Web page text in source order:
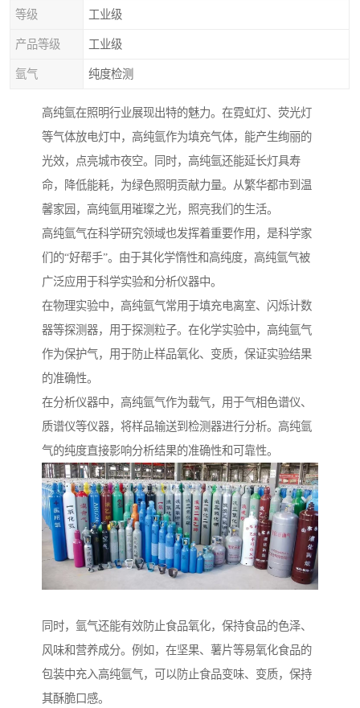
等级 工业级
产品等级 工业级
氩气 纯度检测
高纯氩在照明行业展现出特的魅力。在霓虹灯、荧光灯
等气体放电灯中，高纯氩作为填充气体，能产生绚丽的
光效，点亮城市夜空。同时，高纯氩还能延长灯具寿
命，降低能耗，为绿色照明贡献力量。从繁华都市到温
馨家园，高纯氩用璀璨之光，照亮我们的生活。
高纯氩气在科学研究领域也发挥着重要作用，是科学家
们的“好帮手”。由于其化学惰性和高纯度，高纯氩气被
广泛应用于科学实验和分析仪器中。
在物理实验中，高纯氩气常用于填充电离室、闪烁计数
器等探测器，用于探测粒子。在化学实验中，高纯氩气
作为保护气，用于防止样品氧化、变质，保证实验结果
的准确性。
在分析仪器中，高纯氩气作为载气，用于气相色谱仪、
质谱仪等仪器，将样品输送到检测器进行分析。高纯氩
气的纯度直接影响分析结果的准确性和可靠性。
同时，氩气还能有效防止食品氧化，保持食品的色泽、
风味和营养成分。例如，在坚果、薯片等易氧化食品的
包装中充入高纯氩气，可以防止食品变味、变质，保持
其酥脆口感。